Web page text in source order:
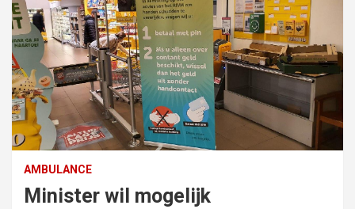
AMBULANCE
Minister wil mogelijk